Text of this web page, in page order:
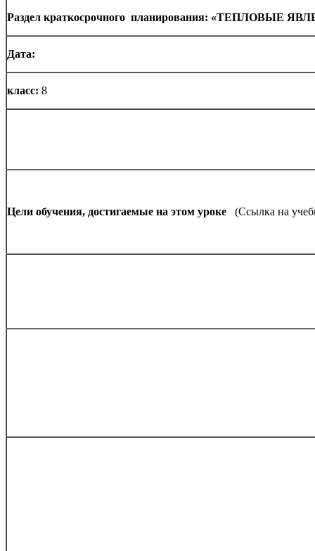
Раздел краткосрочного планирования: «ТЕПЛОВЫЕ
Дата:
класс: 8
Цели обучения, достигаемые на этом уроке (Ссылка на